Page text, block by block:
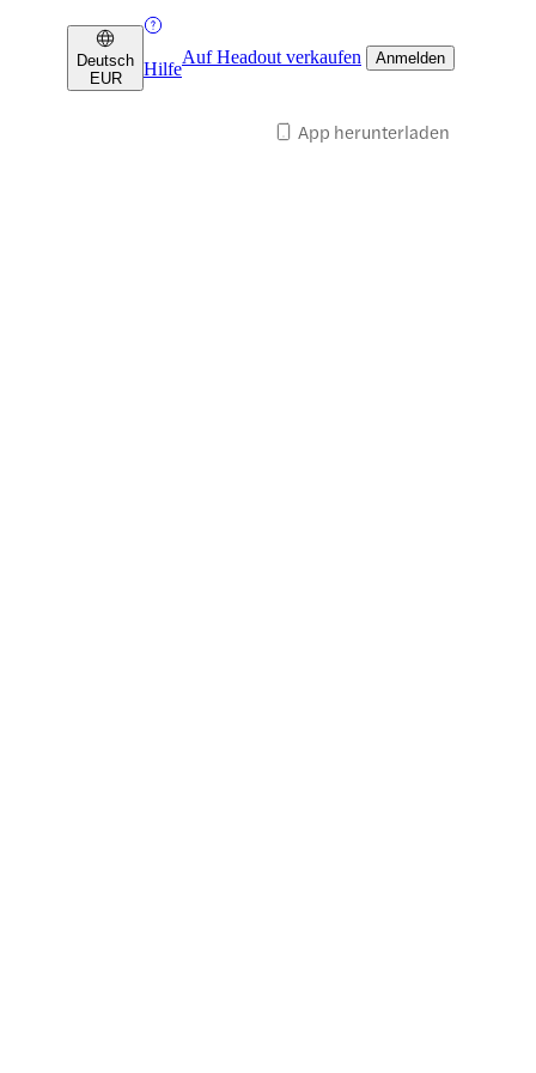
Deutsch
EUR
Hilfe
Auf Headout verkaufen Anmelden
App herunterladen